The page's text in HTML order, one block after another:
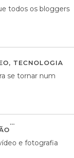
todos os bloggers
, TECNOLOGIA
se tornar num
e fotografia